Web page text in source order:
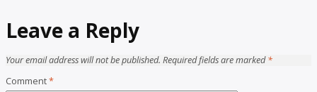
Leave a Reply
Your email address will not be published. Required fields are marked*
Comment*